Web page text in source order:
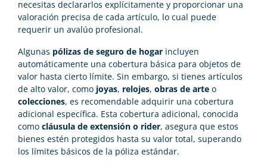
necesitas declararlos explícitamente y proporcionar una
valoración precisa de cada artículo, lo cual puede
requerir un avalúo profesional.
Algunas pólizas de seguro de hogar incluyen
automáticamente una cobertura básica para objetos de
valor hasta cierto límite. Sin embargo, si tienes artículos
de alto valor, como joyas, relojes, obras de arte o
colecciones, es recomendable adquirir una cobertura
adicional específica. Esta cobertura adicional, conocida
como cláusula de extensión o rider, asegura que estos
bienes estén protegidos hasta su valor total, superando
los límites básicos de la póliza estándar.